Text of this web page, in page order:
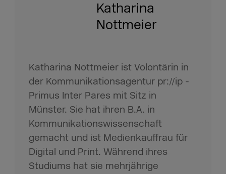
Katharina
Nottmeier
Katharina Nottmeier ist Volontärin in
der Kommunikationsagentur pr://ip -
Primus Inter Pares mit Sitz in
Münster. Sie hat ihren B.A. in
Kommunikationswissenschaft
gemacht und ist Medienkauffrau für
Digital und Print. Während ihres
Studiums hat sie mehrjährige